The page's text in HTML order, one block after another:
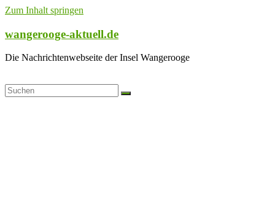
Zum Inhalt springen
wangerooge-aktuell.de
Die Nachrichtenwebseite der Insel Wangerooge